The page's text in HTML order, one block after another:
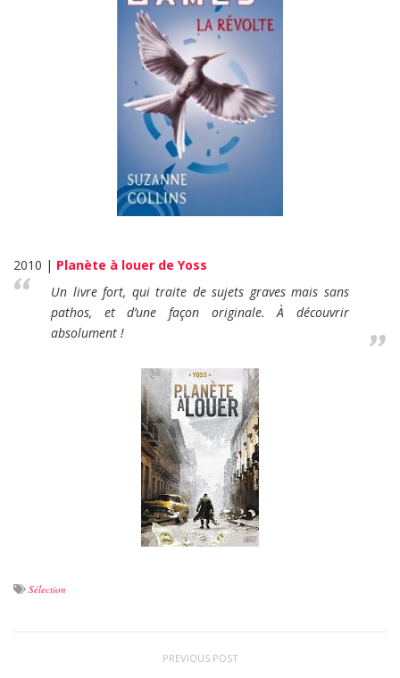
2010 | Planète à louer de Yoss
Un livre fort, qui traite de sujets graves mais sans
pathos, et d’une façon originale. À découvrir
absolument !
Sélection
PREVIOUS POST